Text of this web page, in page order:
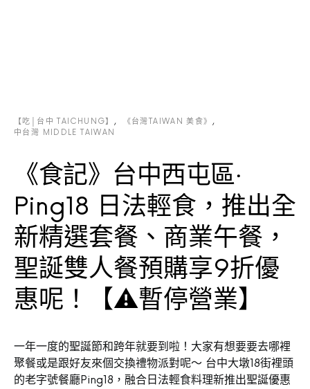
【吃│台中 TAICHUNG】
《台灣TAIWAN 美食》
中台灣 MIDDLE TAIWAN
《食記》台中西屯區‧
Ping18 日法輕食，推出全
新精選套餐、商業午餐，
聖誕雙人餐預購享9折優
惠呢！【⚠暫停營業】
一年一度的聖誕節和跨年就要到啦！大家有想要要去哪裡
聚餐或是跟好友來個交換禮物派對呢～ 台中大墩18街裡頭
的老字號餐廳Ping18，融合日法輕食料理新推出聖誕優惠